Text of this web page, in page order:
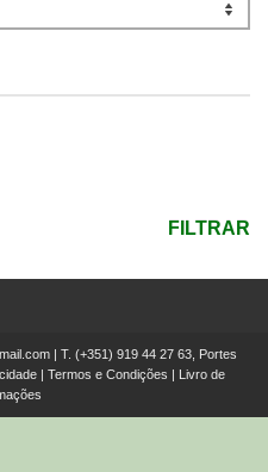
FILTRAR
| T. (+351) 919 44 27 63, Portes
| Termos e Condições
Livro de